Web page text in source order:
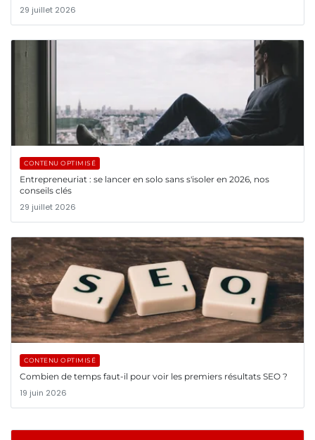
29 juillet 2026
CONTENU OPTIMISÉ
Entrepreneuriat : se lancer en solo sans s'isoler en 2026, nos
conseils clés
29 juillet 2026
CONTENU OPTIMISÉ
Combien de temps faut-il pour voir les premiers résultats SEO ?
19 juin 2026